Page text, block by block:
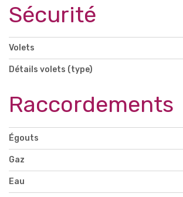
Sécurité
Volets
Détails volets (type)
Raccordements
Égouts
Gaz
Eau